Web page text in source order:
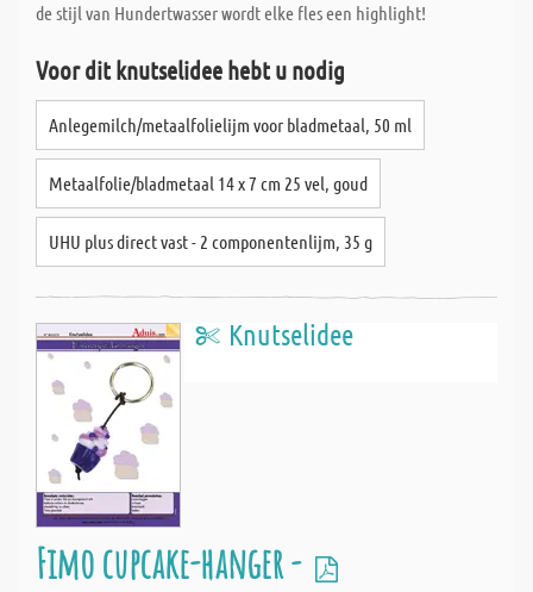
de stijl van Hundertwasser wordt elke fles een highlight!
Voor dit knutselidee hebt u nodig
Anlegemilch/metaalfolielijm voor bladmetaal, 50 ml
Metaalfolie/bladmetaal 14 x 7 cm 25 vel, goud
UHU plus direct vast - 2 componentenlijm, 35 g
Knutselidee
Fimo cupcake-hanger -